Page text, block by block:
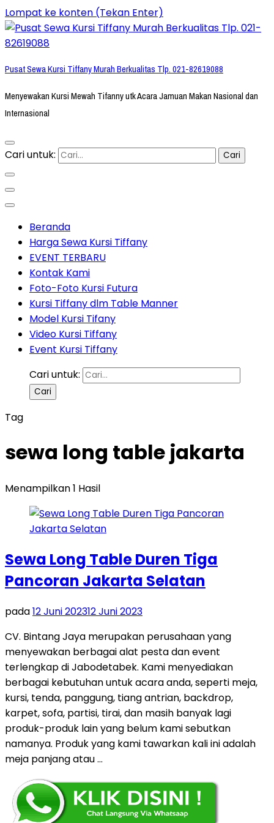
Lompat ke konten (Tekan Enter)
Pusat Sewa Kursi Tiffany Murah Berkualitas Tlp. 021-82619088
Menyewakan Kursi Mewah Tifanny utk Acara Jamuan Makan Nasional dan
Internasional
Cari untuk:
Beranda
Harga Sewa Kursi Tiffany
EVENT TERBARU
Kontak Kami
Foto-Foto Kursi Futura
Kursi Tiffany dlm Table Manner
Model Kursi Tifany
Video Kursi Tiffany
Event Kursi Tiffany
Cari untuk:
Tag
sewa long table jakarta
Menampilkan 1 Hasil
Sewa Long Table Duren Tiga
Pancoran Jakarta Selatan
pada12 Juni 202312 Juni 2023
CV. Bintang Jaya merupakan perusahaan yang
menyewakan berbagai alat pesta dan event
terlengkap di Jabodetabek. Kami menyediakan
berbagai kebutuhan untuk acara anda, seperti meja,
kursi, tenda, panggung, tiang antrian, backdrop,
karpet, sofa, partisi, tirai, dan masih banyak lagi
produk-produk lain yang belum kami sebutkan
namanya. Produk yang kami tawarkan kali ini adalah
meja panjang atau …